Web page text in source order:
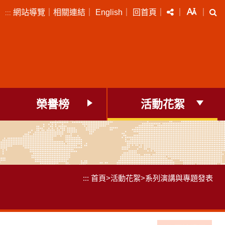
::: 網站導覽 相關連結 English 回首頁 分享 字級
榮譽榜 活動花絮
::: 首頁>活動花絮>系列演講與專題發表